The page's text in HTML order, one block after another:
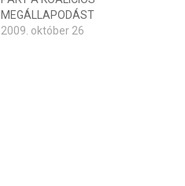
MEGÁLLAPODÁST
2009. október 26